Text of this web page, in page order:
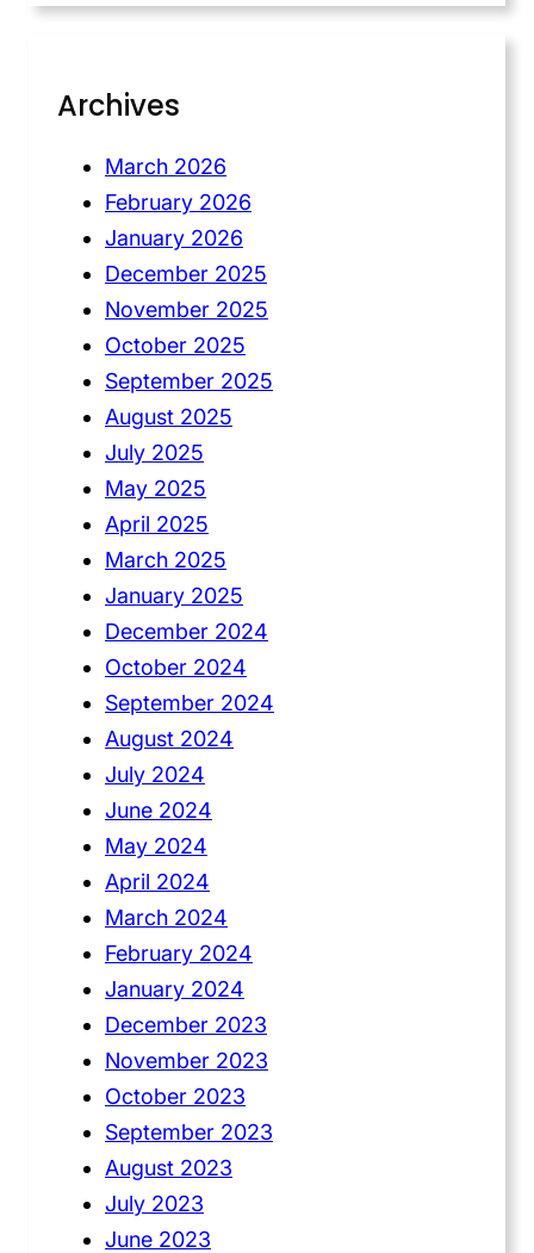
Archives
March 2026
February 2026
January 2026
December 2025
November 2025
October 2025
September 2025
August 2025
July 2025
May 2025
April 2025
March 2025
January 2025
December 2024
October 2024
September 2024
August 2024
July 2024
June 2024
May 2024
April 2024
March 2024
February 2024
January 2024
December 2023
November 2023
October 2023
September 2023
August 2023
July 2023
June 2023